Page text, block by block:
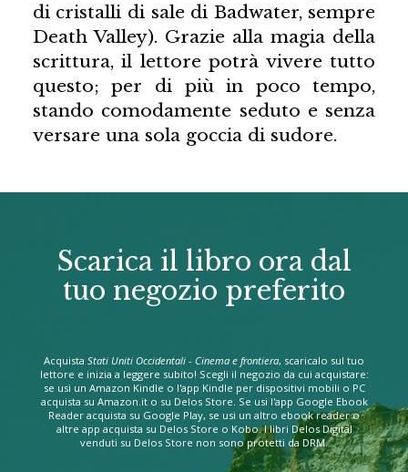
di cristalli di sale di Badwater, sempre
Death Valley). Grazie alla magia della
scrittura, il lettore potrà vivere tutto
questo; per di più in poco tempo,
stando comodamente seduto e senza
versare una sola goccia di sudore.
Scarica il libro ora dal
tuo negozio preferito
Acquista Stati Uniti Occidentali - Cinema e frontiera, scaricalo sul tuo
lettore e inizia a leggere subito! Scegli il negozio da cui acquistare:
se usi un Amazon Kindle o l'app Kindle per dispositivi mobili o PC
acquista su Amazon.it o su Delos Store. Se usi l'app Google Ebook
Reader acquista su Google Play, se usi un altro ebook reader o
altre app acquista su Delos Store o Kobo. I libri Delos Digital
venduti su Delos Store non sono protetti da DRM.